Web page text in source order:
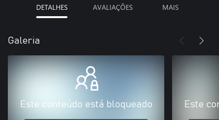
DETALHES AVALIAÇÕES MAIS
Galeria
Este conteúdo está bloqueado Este